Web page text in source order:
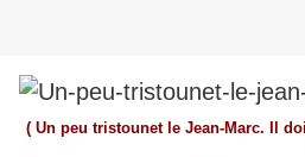
( Un peu tristounet le Jean-Marc. Il